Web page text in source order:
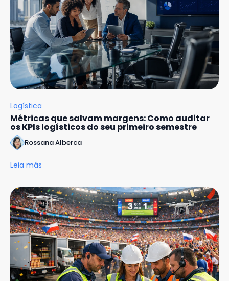
Logística
Métricas que salvam margens: Como auditar
os KPIs logísticos do seu primeiro semestre
Rossana Alberca
Leia más